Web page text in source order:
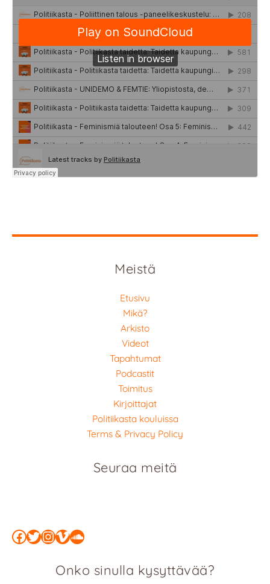
Meistä
Etusivu
Mikä?
Arkisto
Videot
Tapahtumat
Podcastit
Toimitus
Kirjoittajat
Politiikasta kouluissa
Terms & Privacy Policy
Seuraa meitä
Facebook
Twitter
Instagram
Vimeo
SoundCloud
Onko sinulla kysyttävää?